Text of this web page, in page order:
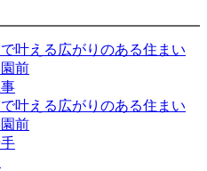
叶える広がりのある住まい
前
叶える広がりのある住まい
前